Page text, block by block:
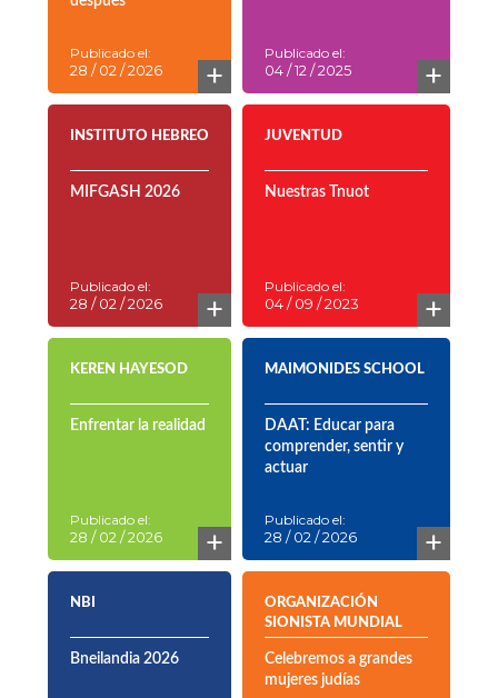
Publicado el:
28 / 02 / 2026 +
Publicado el:
04 / 12 / 2025 +
INSTITUTO HEBREO
MIFGASH 2026
Publicado el:
28 / 02 / 2026 +
JUVENTUD
Nuestras Tnuot
Publicado el:
04 / 09 / 2023 +
KEREN HAYESOD
Enfrentar la realidad
Publicado el:
28 / 02 / 2026 +
MAIMONIDES SCHOOL
DAAT: Educar para
comprender, sentir y
actuar
Publicado el:
28 / 02 / 2026 +
NBI
Bneilandia 2026
ORGANIZACIÓN
SIONISTA MUNDIAL
Celebremos a grandes
mujeres judías